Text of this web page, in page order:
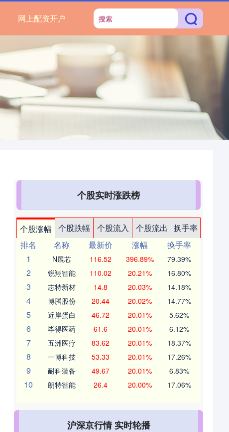
网上配资开户
个股实时涨跌榜
个股涨幅 个股跌幅 个股流入 个股流出
换手率
排名
名称 最新价 涨幅
换手率
1
N展芯 116.52 396.89% 79.39%
2 锐翔智能 110.02 20.21% 16.80%
3 志特新材 14.8 20.03% 14.18%
4 博腾股份 20.44 20.02% 14.77%
5 近岸蛋白 46.72 20.01% 5.62%
6 毕得医药 61.6 20.01% 6.12%
7 五洲医疗 83.62 20.01% 18.37%
8 一博科技 53.33 20.01% 17.26%
9 耐科装备 49.67 20.01% 6.83%
10 朗特智能 26.4 20.00% 17.06%
沪深京行情 实时轮播